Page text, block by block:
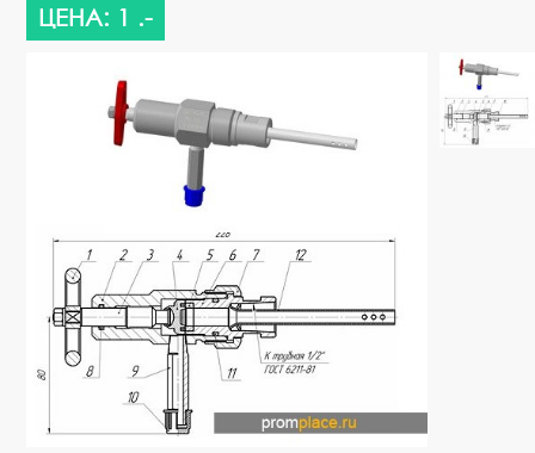
ЦЕНА: 1 .-